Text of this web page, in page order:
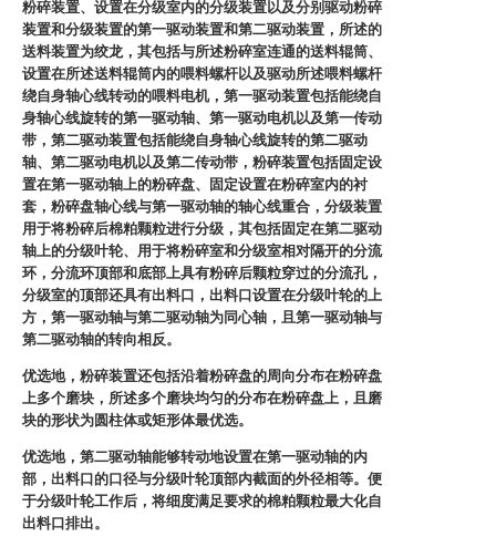
粉碎装置、设置在分级室内的分级装置以及分别驱动粉碎
装置和分级装置的第一驱动装置和第二驱动装置，所述的
送料装置为绞龙，其包括与所述粉碎室连通的送料辊筒、
设置在所述送料辊筒内的喂料螺杆以及驱动所述喂料螺杆
绕自身轴心线转动的喂料电机，第一驱动装置包括能绕自
身轴心线旋转的第一驱动轴、第一驱动电机以及第一传动
带，第二驱动装置包括能绕自身轴心线旋转的第二驱动
轴、第二驱动电机以及第二传动带，粉碎装置包括固定设
置在第一驱动轴上的粉碎盘、固定设置在粉碎室内的衬
套，粉碎盘轴心线与第一驱动轴的轴心线重合，分级装置
用于将粉碎后棉粕颗粒进行分级，其包括固定在第二驱动
轴上的分级叶轮、用于将粉碎室和分级室相对隔开的分流
环，分流环顶部和底部上具有粉碎后颗粒穿过的分流孔，
分级室的顶部还具有出料口，出料口设置在分级叶轮的上
方，第一驱动轴与第二驱动轴为同心轴，且第一驱动轴与
第二驱动轴的转向相反。
优选地，粉碎装置还包括沿着粉碎盘的周向分布在粉碎盘
上多个磨块，所述多个磨块均匀的分布在粉碎盘上，且磨
块的形状为圆柱体或矩形体最优选。
优选地，第二驱动轴能够转动地设置在第一驱动轴的内
部，出料口的口径与分级叶轮顶部内截面的外径相等。便
于分级叶轮工作后，将细度满足要求的棉粕颗粒最大化自
出料口排出。